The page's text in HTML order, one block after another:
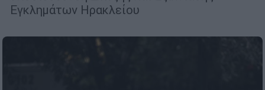
Εγκλημάτων Ηρακλείου